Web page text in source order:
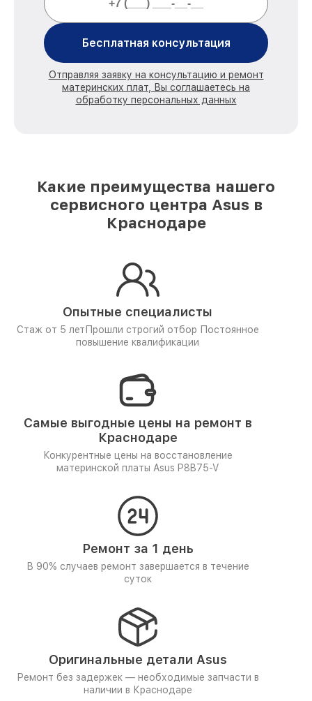
Бесплатная консультация
Отправляя заявку на консультацию и ремонт
материнских плат, Вы соглашаетесь на
обработку персональных данных
Какие преимущества нашего
сервисного центра Asus в
Краснодаре
Опытные специалисты
Стаж от 5 лет Прошли строгий отбор Постоянное
повышение квалификации
Самые выгодные цены на ремонт в
Краснодаре
Конкурентные цены на восстановление
материнской платы Asus P8B75-V
Ремонт за 1 день
В 90% случаев ремонт завершается в течение
суток
Оригинальные детали Asus
Ремонт без задержек — необходимые запчасти в
наличии в Краснодаре